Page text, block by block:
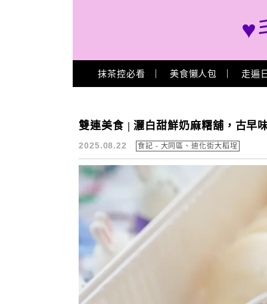
♥
Main Menu
抹茶控必看 美食懶人包 走遍
雙連美食推薦
雙連美食 | 灑白甜鮮奶麻糬舖，古早
2025.08.22 食記 - 大同區、迪化街大稻埕